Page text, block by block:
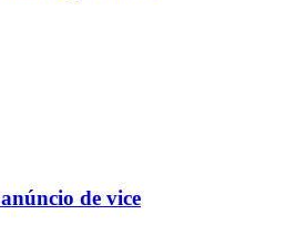
de vice